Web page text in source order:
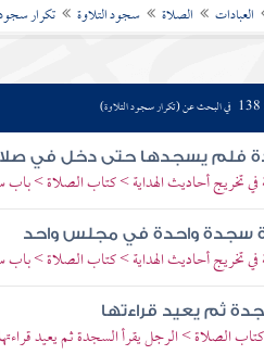
العبادات الصلاة سجود التلاوة تكرار
في البحث عن (تكرار سجود التلاوة)
فلم يسجدها حتى دخل في
تخريج أحاديث الهداية > كتاب الصلاة > باب
سجدة واحدة في مجلس واحد
تخريج أحاديث الهداية > كتاب الصلاة > باب
ثم يعيد قراءتها
الصلاة > الرجل يقرأ السجدة ثم يعيد